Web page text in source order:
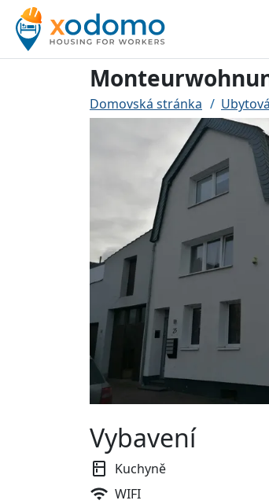
Domovská stránka
Vybavení
Kuchyně
WIFI